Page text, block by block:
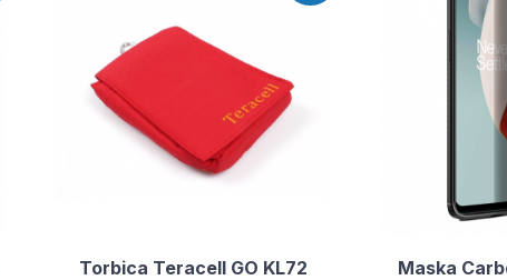
Torbica Teracell GO KL72
Maska